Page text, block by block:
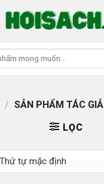
/ SẢN PHẨM TÁC GIẢ
LỌC